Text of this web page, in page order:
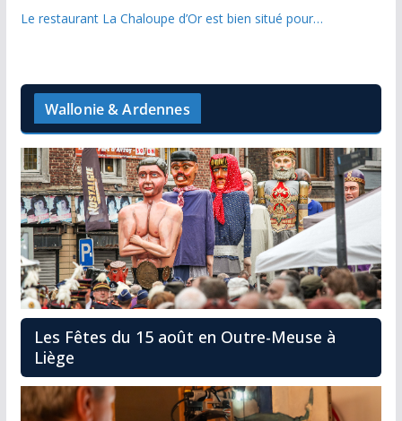
Le restaurant La Chaloupe d’Or est bien situé pour…
Wallonie & Ardennes
Les Fêtes du 15 août en Outre-Meuse à
Liège